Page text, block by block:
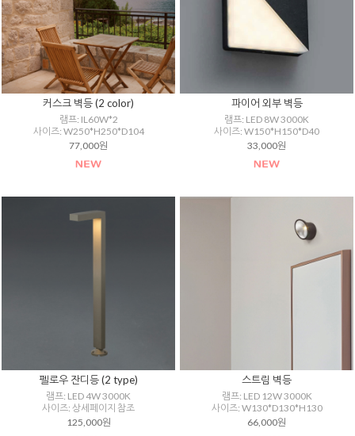
커스크 벽등 (2 color)
램프: IL60W*2
사이즈: W250*H250*D104
77,000원
파이어 외부 벽등
램프: LED 8W 3000K
사이즈: W150*H150*D40
33,000원
펠로우 잔디등 (2 type)
램프: LED 4W 3000K
사이즈: 상세페이지 참조
125,000원
스트림 벽등
램프: LED 12W 3000K
사이즈: W130*D130*H130
66,000원